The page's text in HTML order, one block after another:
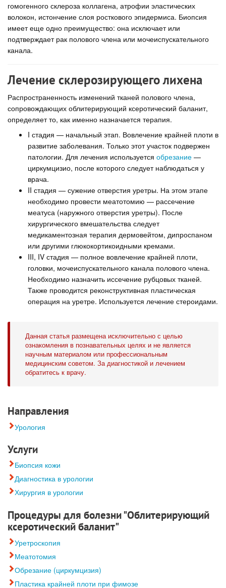
гомогенного склероза коллагена, атрофии эластических
волокон, истончение слоя росткового эпидермиса. Биопсия
имеет еще одно преимущество: она исключает или
подтверждает рак полового члена или мочеиспускательного
канала.
Лечение склерозирующего лихена
Распространенность изменений тканей полового члена,
сопровождающих облитерирующий ксеротический баланит,
определяет то, как именно назначается терапия.
I стадия — начальный этап. Вовлечение крайней плоти в
развитие заболевания. Только этот участок подвержен
патологии. Для лечения используется обрезание —
циркумцизио, после которого следует наблюдаться у
врача.
II стадия — сужение отверстия уретры. На этом этапе
необходимо провести меатотомию — рассечение
меатуса (наружного отверстия уретры). После
хирургического вмешательства следует
медикаментозная терапия дермовейтом, дипроспаном
или другими глюкокортикоидными кремами.
III, IV стадия — полное вовлечение крайней плоти,
головки, мочеиспускательного канала полового члена.
Необходимо назначить иссечение рубцовых тканей.
Также проводится реконструктивная пластическая
операция на уретре. Используется лечение стероидами.
Данная статья размещена исключительно с целью
ознакомления в познавательных целях и не является
научным материалом или профессиональным
медицинским советом. За диагностикой и лечением
обратитесь к врачу.
Направления
Урология
Услуги
Биопсия кожи
Диагностика в урологии
Хирургия в урологии
Процедуры для болезни "Облитерирующий
ксеротический баланит"
Уретроскопия
Меатотомия
Обрезание (циркумцизия)
Пластика крайней плоти при фимозе